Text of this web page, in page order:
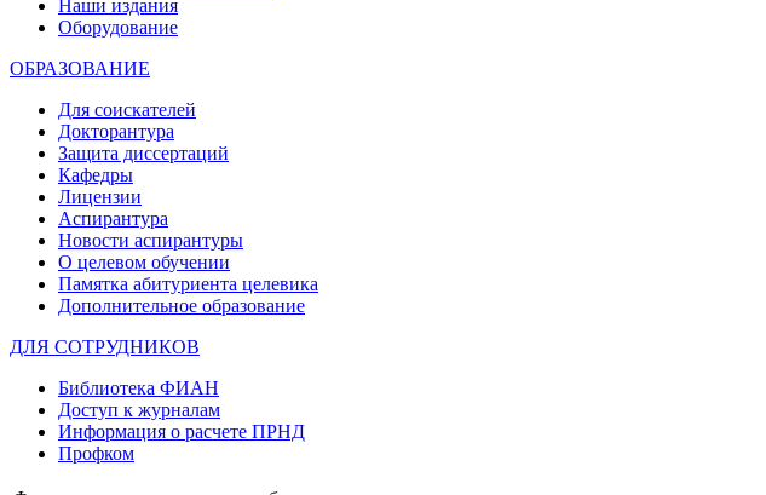
Наши издания
Оборудование
ОБРАЗОВАНИЕ
Для соискателей
Докторантура
Защита диссертаций
Кафедры
Лицензии
Аспирантура
Новости аспирантуры
О целевом обучении
Памятка абитуриента целевика
Дополнительное образование
ДЛЯ СОТРУДНИКОВ
Библиотека ФИАН
Доступ к журналам
Информация о расчете ПРНД
Профком